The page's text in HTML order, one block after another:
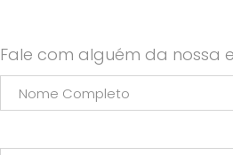
Fale com alguém da nossa